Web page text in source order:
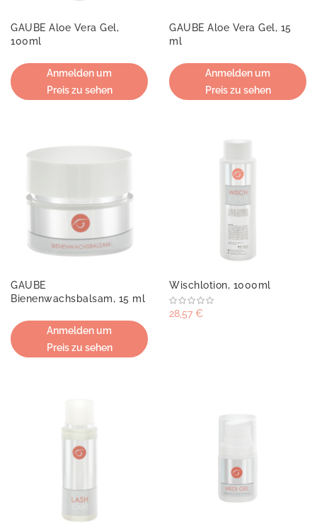
GAUBE Aloe Vera Gel,
100ml
Anmelden um
Preis zu sehen
GAUBE Aloe Vera Gel, 15
ml
Anmelden um
Preis zu sehen
GAUBE
Bienenwachsbalsam, 15 ml
Anmelden um
Preis zu sehen
Wischlotion, 1000ml
28,57 €